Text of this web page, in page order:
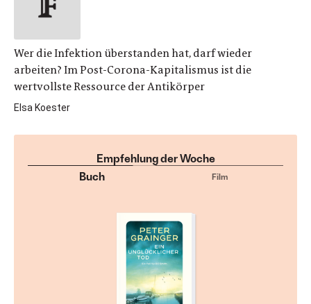
Wer die Infektion überstanden hat, darf wieder
arbeiten? Im Post-Corona-Kapitalismus ist die
wertvollste Ressource der Antikörper
Elsa Koester
Empfehlung der Woche
Buch
Film